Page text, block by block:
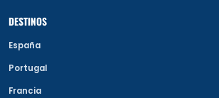
DESTINOS
España
Portugal
Francia